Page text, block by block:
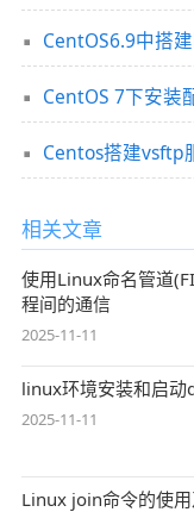
CentOS6.9中搭
CentOS 7下安
Centos搭建vsftp
相关文章
使用Linux命名管道
程间的通信
2025-11-11
linux环境安装和启动
2025-11-11
Linux join命令的使